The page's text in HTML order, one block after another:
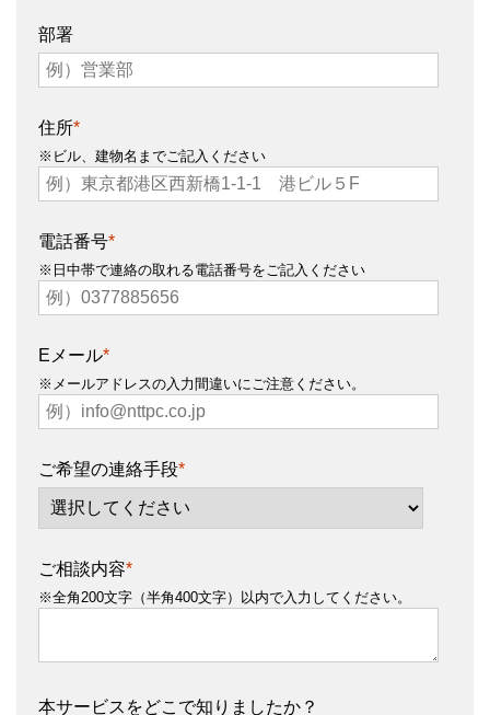
部署
住所*
※ビル、建物名までご記入ください
電話番号*
※日中帯で連絡の取れる電話番号をご記入ください
Eメール*
※メールアドレスの入力間違いにご注意ください。
ご希望の連絡手段*
ご相談内容*
※全角200文字（半角400文字）以内で入力してください。
本サービスをどこで知りましたか？